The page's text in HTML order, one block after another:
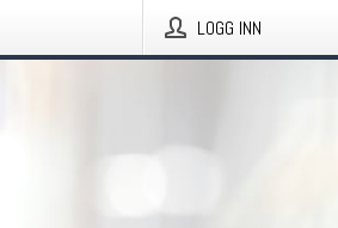
LOGG INN